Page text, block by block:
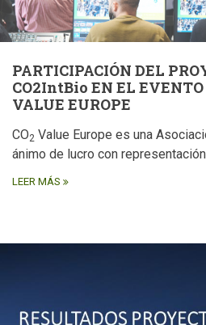
PARTICIPACIÓN DEL
CO2IntBio EN EL
VALUE EUROPE
CO2 Value Europe es una
ánimo de lucro con representación
LEER MÁS